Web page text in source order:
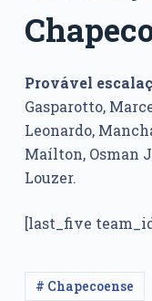
Provável
Gasparotto,
Leonardo,
Maílton, Osman
Louzer.
[last_five
# Chapecoense